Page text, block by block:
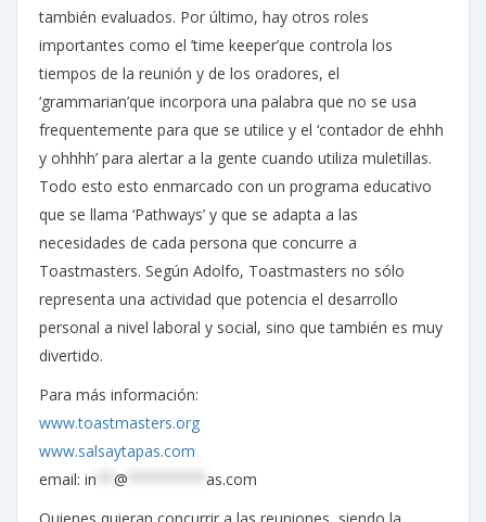
también evaluados. Por último, hay otros roles
importantes como el ’time keeper’que controla los
tiempos de la reunión y de los oradores, el
‘grammarian’que incorpora una palabra que no se usa
frequentemente para que se utilice y el ‘contador de ehhh
y ohhhh’ para alertar a la gente cuando utiliza muletillas.
Todo esto esto enmarcado con un programa educativo
que se llama ‘Pathways’ y que se adapta a las
necesidades de cada persona que concurre a
Toastmasters. Según Adolfo, Toastmasters no sólo
representa una actividad que potencia el desarrollo
personal a nivel laboral y social, sino que también es muy
divertido.
Para más información:
www.toastmasters.org
www.salsaytapas.com
email: in @
as.com